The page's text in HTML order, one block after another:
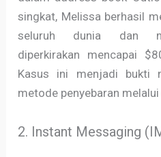
singkat, Melissa berhasil
seluruh dunia dan
diperkirakan mencapai
Kasus ini menjadi bukti
metode penyebaran melalui
2. Instant Messaging